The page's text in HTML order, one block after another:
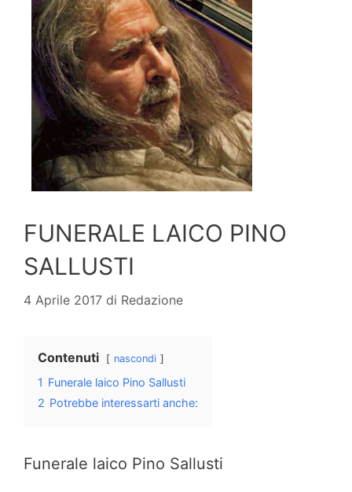
FUNERALE LAICO PINO
SALLUSTI
4 Aprile 2017 di Redazione
Contenuti nascondi
1 Funerale laico Pino Sallusti
2 Potrebbe interessarti anche:
Funerale laico Pino Sallusti